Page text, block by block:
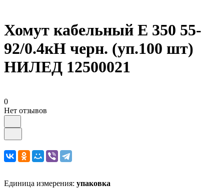
Хомут кабельный E 350 55-
92/0.4кН черн. (уп.100 шт)
НИЛЕД 12500021
0
Нет отзывов
Единица измерения: упаковка